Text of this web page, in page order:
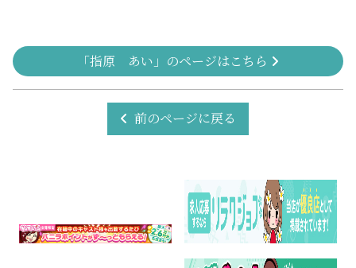
「指原 あい」のページはこちら
前のページに戻る